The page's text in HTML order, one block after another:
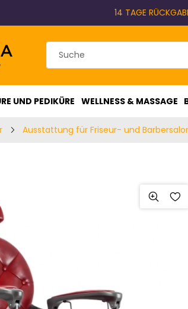
14 TAGE
UND PEDIKÜRE WELLNESS & MASSAGE
Ausstattung für Friseur- und